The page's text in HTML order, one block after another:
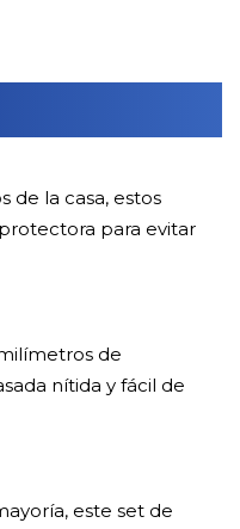
de la casa, estos
para evitar
de
nítida y fácil de
este set de